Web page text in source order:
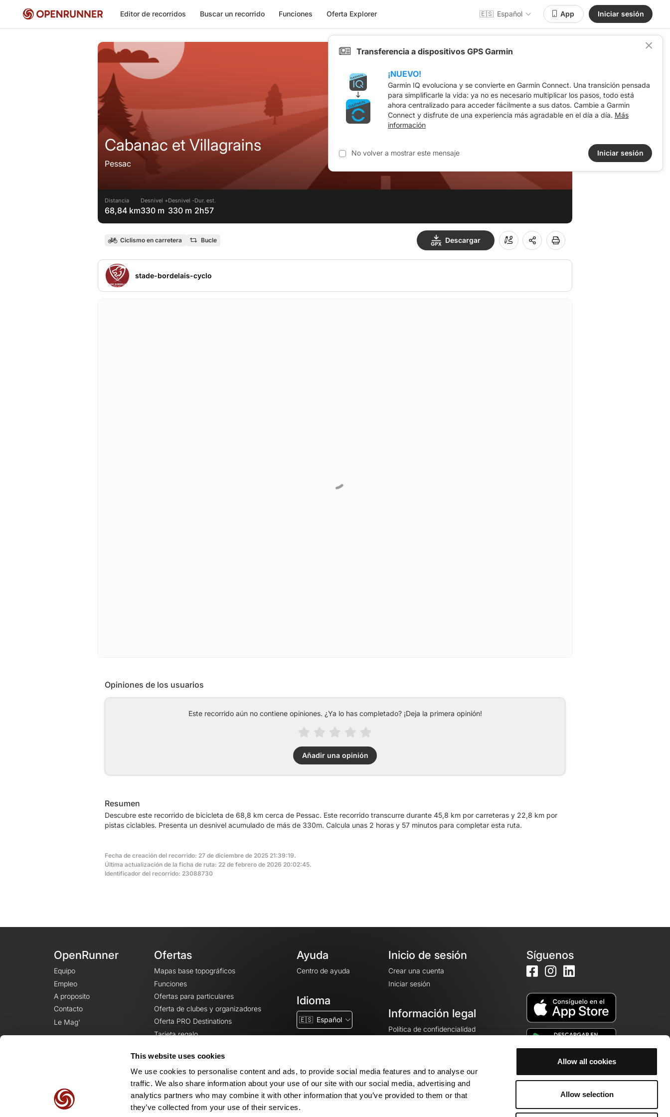
This website uses cookies
We use cookies to personalise content and ads, to provide social media features and to analyse our
traffic. We also share information about your use of our site with our social media, advertising and
analytics partners who may combine it with other information that you’ve provided to them or that
they’ve collected from your use of their services.
Allow all cookies
Allow selection
Editor de recorridos Buscar un recorrido Funciones Oferta Explorer 🇪🇸 Español App Iniciar sesión
Cabanac et Villagrains
Pessac
Distancia
68,84 km
Desnivel +
330 m
Desnivel -
330 m
Dur. est.
2h57
Ciclismo en carretera Bucle Descargar
stade-bordelais-cyclo
Opiniones de los usuarios
Este recorrido aún no contiene opiniones. ¿Ya lo has completado? ¡Deja la primera opinión!
Añadir una opinión
Resumen
Descubre este recorrido de bicicleta de 68,8 km cerca de Pessac. Este recorrido transcurre durante 45,8 km por carreteras y 22,8 km por
pistas ciclables. Presenta un desnivel acumulado de más de 330m. Calcula unas 2 horas y 57 minutos para completar esta ruta.
Fecha de creación del recorrido: 27 de diciembre de 2025 21:39:19.
Última actualización de la ficha de ruta: 22 de febrero de 2026 20:02:45.
Identificador del recorrido: 23088730
OpenRunner
Equipo
Empleo
A proposito
Contacto
Le Mag'
Ofertas
Mapas base topográficos
Funciones
Ofertas para particulares
Oferta de clubes y organizadores
Oferta PRO Destinations
Tarjeta regalo
Ayuda
Centro de ayuda
Idioma
🇪🇸 Español
Inicio de sesión
Crear una cuenta
Iniciar sesión
Información legal
Política de confidencialidad
Avisos legales
Configuración de cookies
Síguenos
Transferencia a dispositivos GPS Garmin
¡NUEVO!
Garmin IQ evoluciona y se convierte en Garmin Connect. Una transición pensada
para simplificarle la vida: ya no es necesario multiplicar los pasos, todo está
ahora centralizado para acceder fácilmente a sus datos. Cambie a Garmin
Connect y disfrute de una experiencia más agradable en el día a día. Más
información
No volver a mostrar este mensaje Iniciar sesión